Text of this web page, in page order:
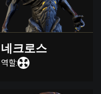
네크로스
역할: